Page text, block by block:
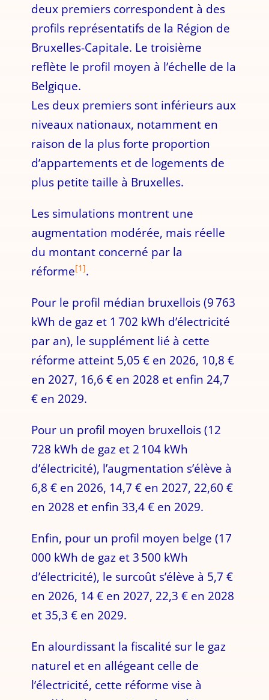
deux premiers correspondent à des
profils représentatifs de la Région de
Bruxelles-Capitale. Le troisième
reflète le profil moyen à l’échelle de la
Belgique.
Les deux premiers sont inférieurs aux
niveaux nationaux, notamment en
raison de la plus forte proportion
d’appartements et de logements de
plus petite taille à Bruxelles.
Les simulations montrent une
augmentation modérée, mais réelle
du montant concerné par la
réforme[1].
Pour le profil médian bruxellois (9 763
kWh de gaz et 1 702 kWh d’électricité
par an), le supplément lié à cette
réforme atteint 5,05 € en 2026, 10,8 €
en 2027, 16,6 € en 2028 et enfin 24,7
€ en 2029.
Pour un profil moyen bruxellois (12
728 kWh de gaz et 2 104 kWh
d’électricité), l’augmentation s’élève à
6,8 € en 2026, 14,7 € en 2027, 22,60 €
en 2028 et enfin 33,4 € en 2029.
Enfin, pour un profil moyen belge (17
000 kWh de gaz et 3 500 kWh
d’électricité), le surcoût s’élève à 5,7 €
en 2026, 14 € en 2027, 22,3 € en 2028
et 35,3 € en 2029.
En alourdissant la fiscalité sur le gaz
naturel et en allégeant celle de
l’électricité, cette réforme vise à